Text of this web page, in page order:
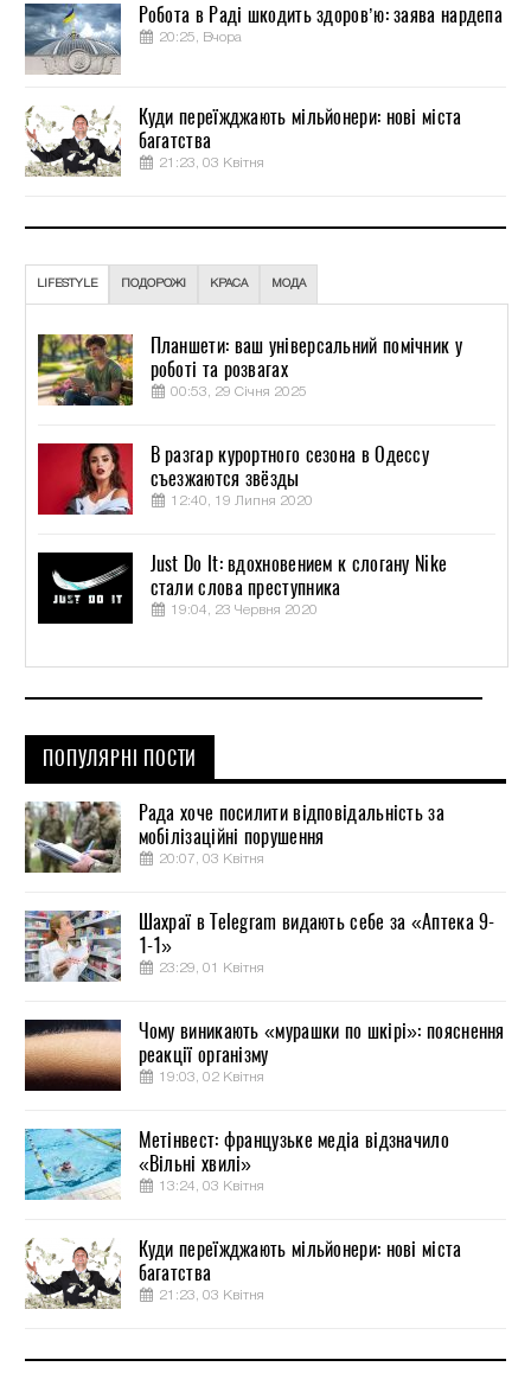
Робота в Раді шкодить здоров’ю: заява нардепа
20:25, Вчора
Куди переїжджають мільйонери: нові міста
багатства
21:23, 03 Квітня
LIFESTYLE ПОДОРОЖІ КРАСА МОДА
Планшети: ваш універсальний помічник у
роботі та розвагах
00:53, 29 Січня 2025
В разгар курортного сезона в Одессу
съезжаются звёзды
12:40, 19 Липня 2020
Just Do It: вдохновением к слогану Nike
стали слова преступника
19:04, 23 Червня 2020
ПОПУЛЯРНІ ПОСТИ
Рада хоче посилити відповідальність за
мобілізаційні порушення
20:07, 03 Квітня
Шахраї в Telegram видають себе за «Аптека 9-
1-1»
23:29, 01 Квітня
Чому виникають «мурашки по шкірі»: пояснення
реакції організму
19:03, 02 Квітня
Метінвест: французьке медіа відзначило
«Вільні хвилі»
13:24, 03 Квітня
Куди переїжджають мільйонери: нові міста
багатства
21:23, 03 Квітня